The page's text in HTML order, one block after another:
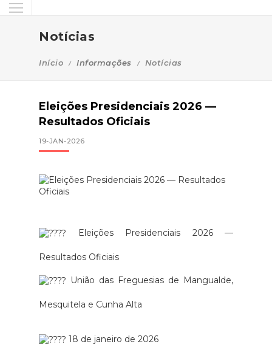
Notícias
Início Informações Notícias
Eleições Presidenciais 2026 —
Resultados Oficiais
19-JAN-2026
Eleições Presidenciais 2026 —
Resultados Oficiais
União das Freguesias de Mangualde,
Mesquitela e Cunha Alta
18 de janeiro de 2026